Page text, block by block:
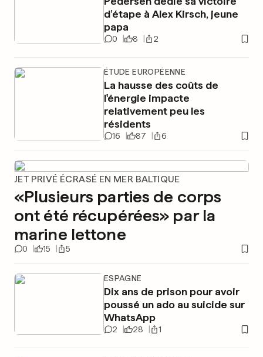
d’étape à Alex Kirsch, jeune
papa
0 8 2
ÉTUDE EUROPÉENNE
La hausse des coûts de
l'énergie impacte
relativement peu les
résidents
16 87 6
JET PRIVÉ ÉCRASÉ EN MER BALTIQUE
«Plusieurs parties de corps
ont été récupérées» par la
marine lettone
0 15 5
ESPAGNE
Dix ans de prison pour avoir
poussé un ado au suicide sur
WhatsApp
2 28 1